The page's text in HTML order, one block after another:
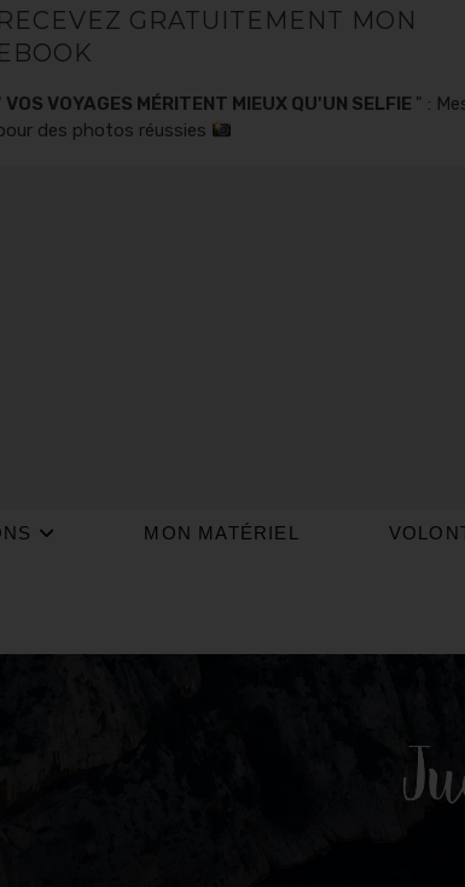
MON MATÉRIEL
RECEVEZ GRATUITEMENT MON
EBOOK
VOS VOYAGES MÉRITENT MIEUX QU'UN SELFIE " :
des photos réussies